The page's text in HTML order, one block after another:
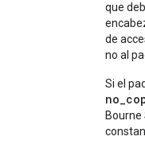
que
de
no al
Si el
Bourne